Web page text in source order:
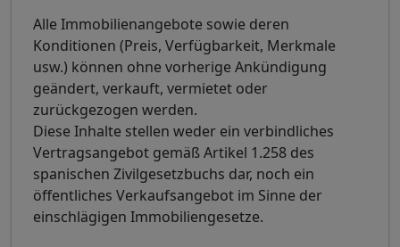
Alle Immobilienangebote sowie deren
Konditionen (Preis, Verfügbarkeit, Merkmale
usw.) können ohne vorherige Ankündigung
geändert, verkauft, vermietet oder
zurückgezogen werden.
Diese Inhalte stellen weder ein verbindliches
Vertragsangebot gemäß Artikel 1.258 des
spanischen Zivilgesetzbuchs dar, noch ein
öffentliches Verkaufsangebot im Sinne der
einschlägigen Immobiliengesetze.